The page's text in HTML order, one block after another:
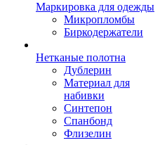
Маркировка для одежды
Микропломбы
Биркодержатели
Нетканые полотна
Дублерин
Материал для
набивки
Синтепон
Спанбонд
Флизелин